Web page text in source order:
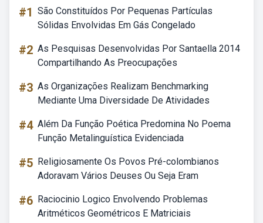
#1 São Constituídos Por Pequenas Partículas
Sólidas Envolvidas Em Gás Congelado
#2 As Pesquisas Desenvolvidas Por Santaella 2014
Compartilhando As Preocupações
#3 As Organizações Realizam Benchmarking
Mediante Uma Diversidade De Atividades
#4 Além Da Função Poética Predomina No Poema
Função Metalinguística Evidenciada
#5 Religiosamente Os Povos Pré-colombianos
Adoravam Vários Deuses Ou Seja Eram
#6 Raciocinio Logico Envolvendo Problemas
Aritméticos Geométricos E Matriciais